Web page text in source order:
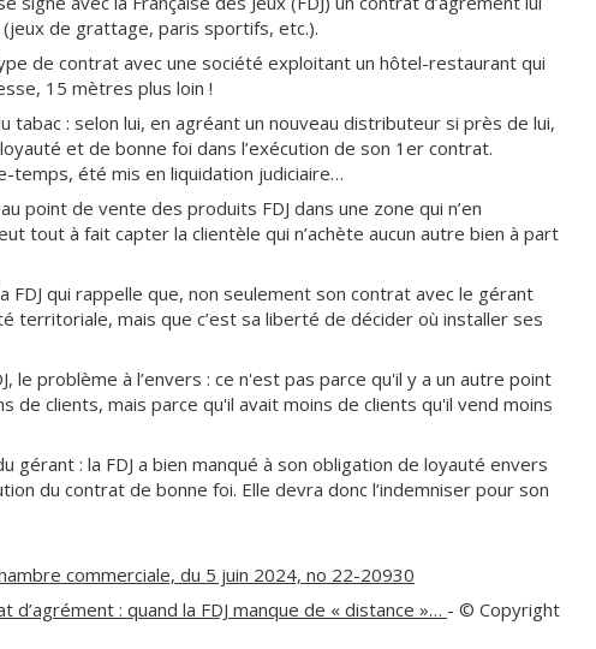
de grattage, paris sportifs, etc.).
de contrat avec une société exploitant un hôtel-restaurant qui
15 mètres plus loin !
tabac : selon lui, en agréant un nouveau distributeur si près de lui,
et de bonne foi dans l’exécution de son 1er contrat.
temps, été mis en liquidation judiciaire…
point de vente des produits FDJ dans une zone qui n’en
tout à fait capter la clientèle qui n’achète aucun autre bien à part
FDJ qui rappelle que, non seulement son contrat avec le gérant
territoriale, mais que c’est sa liberté de décider où installer ses
le problème à l’envers : ce n'est pas parce qu'il y a un autre point
de clients, mais parce qu'il avait moins de clients qu'il vend moins
gérant : la FDJ a bien manqué à son obligation de loyauté envers
du contrat de bonne foi. Elle devra donc l’indemniser pour son
commerciale, du 5 juin 2024, no 22-20930
: quand la FDJ manque de « distance »… - © Copyright